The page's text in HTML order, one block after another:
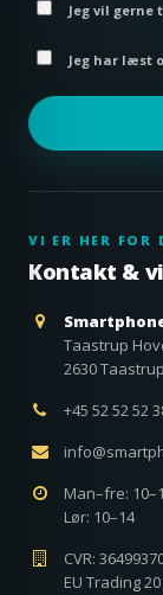
Jeg vil gerne
Jeg har læst
VI ER HER FOR
Kontakt &
Taastrup
2630 Taastrup
+45 52 52 52
Man–fre:
Lør: 10–14
CVR:
EU Trading